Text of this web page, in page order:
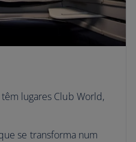
lugares Club World,
se transforma num